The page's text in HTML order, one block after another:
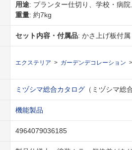
用途: プランター仕切り、学校・病
重量: 約7kg
セット内容・付属品: かさ上げ板付属
エクステリア ガーデンデコレーション
ミヅシマ総合カタログ （ミヅシマ総
機能製品
4964079036185